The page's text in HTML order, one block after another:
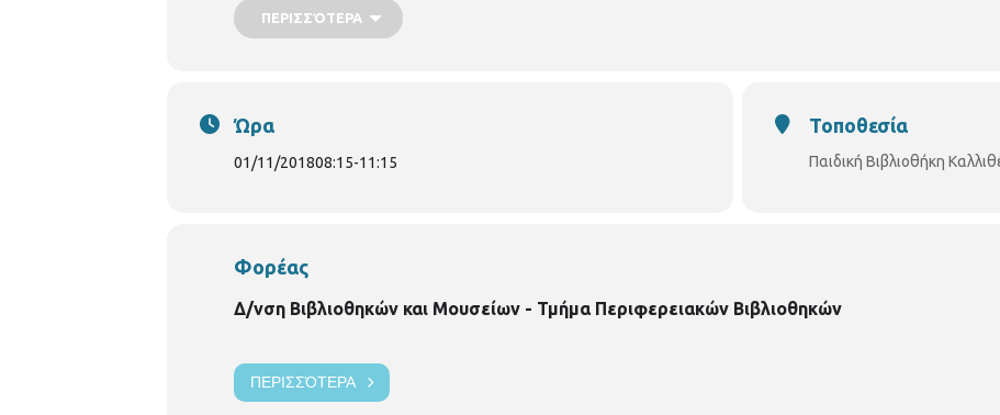
ΠΕΡΙΣΣΌΤΕΡΑ
Ώρα
01/11/201808:15-11:15
Τοποθεσία
Παιδική Βιβλιοθήκη
Φορέας
Δ/νση Βιβλιοθηκών και Μουσείων - Τμήμα Περιφερειακών Βιβλιοθηκών
ΠΕΡΙΣΣΌΤΕΡΑ